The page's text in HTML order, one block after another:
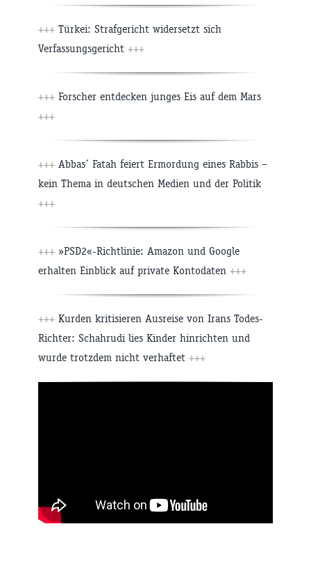
+++ Türkei: Strafgericht widersetzt sich
Verfassungsgericht +++
+++ Forscher entdecken junges Eis auf dem Mars
+++
+++ Abbas´ Fatah feiert Ermordung eines Rabbis –
kein Thema in deutschen Medien und der Politik
+++
+++ »PSD2«-Richtlinie: Amazon und Google
erhalten Einblick auf private Kontodaten +++
+++ Kurden kritisieren Ausreise von Irans Todes-
Richter: Schahrudi lies Kinder hinrichten und
wurde trotzdem nicht verhaftet +++